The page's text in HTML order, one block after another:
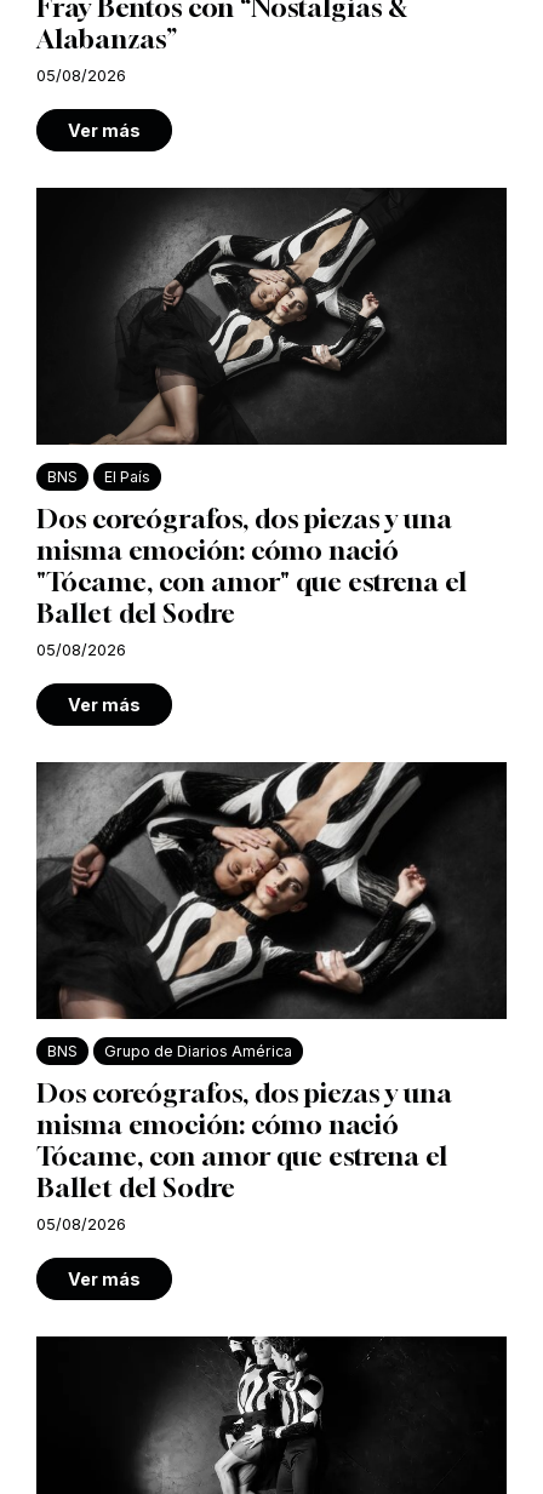
Fray Bentos con “Nostalgias &
Alabanzas”
05/08/2026
Ver más
BNS El País
Dos coreógrafos, dos piezas y una
misma emoción: cómo nació
"Tócame, con amor" que estrena el
Ballet del Sodre
05/08/2026
Ver más
BNS Grupo de Diarios América
Dos coreógrafos, dos piezas y una
misma emoción: cómo nació
Tócame, con amor que estrena el
Ballet del Sodre
05/08/2026
Ver más